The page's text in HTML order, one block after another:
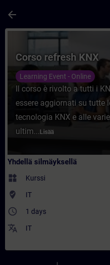
arrow_back
Kurssi - Corso
Corso refresh KNX
Learning Event - Online
Il corso è rivolto a tutti i
essere aggiornati su tutte
tecnologia KNX e alle
ultim... Lisää
Yhdellä silmäyksellä
widgets Kurssi
where_to_vote IT
access_time 1 days
translate IT